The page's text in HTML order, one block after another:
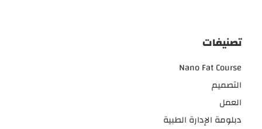
تصنيفات
Nano Fat Course
التصميم
العمل
دبلومة الإدارة الطبية